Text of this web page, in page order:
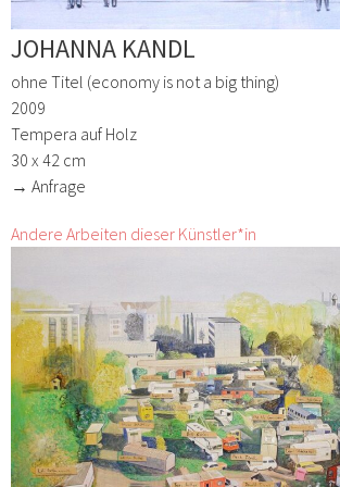
JOHANNA KANDL
ohne Titel (economy is not a big thing)
2009
Tempera auf Holz
30 x 42 cm
→ Anfrage
Andere Arbeiten dieser Künstler*in